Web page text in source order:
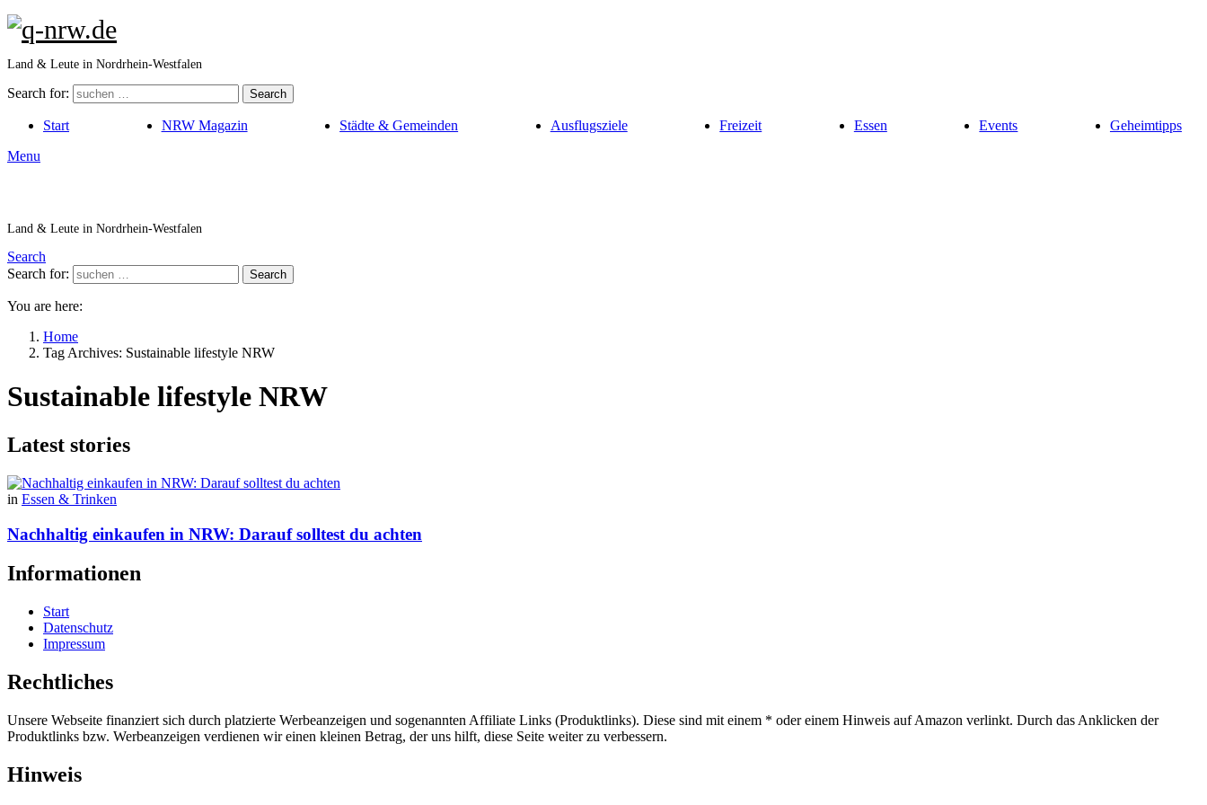
Land & Leute in Nordrhein-Westfalen
Search for: Search
Start NRW Magazin Städte & Gemeinden Ausflugsziele Freizeit Essen Events
Geheimtipps
Menu
Land & Leute in Nordrhein-Westfalen
Search
Search for:
Search
You are here:
Home
Tag Archives: Sustainable lifestyle NRW
Sustainable lifestyle NRW
Latest stories
in Essen & Trinken
Nachhaltig einkaufen in NRW: Darauf solltest du achten
Informationen
Start
Datenschutz
Impressum
Rechtliches
Unsere Webseite finanziert sich durch platzierte Werbeanzeigen und sogenannten Affiliate Links (Produktlinks). Diese sind mit einem * oder einem Hinweis auf Amazon verlinkt. Durch das Anklicken der
Produktlinks bzw. Werbeanzeigen verdienen wir einen kleinen Betrag, der uns hilft, diese Seite weiter zu verbessern.
Hinweis